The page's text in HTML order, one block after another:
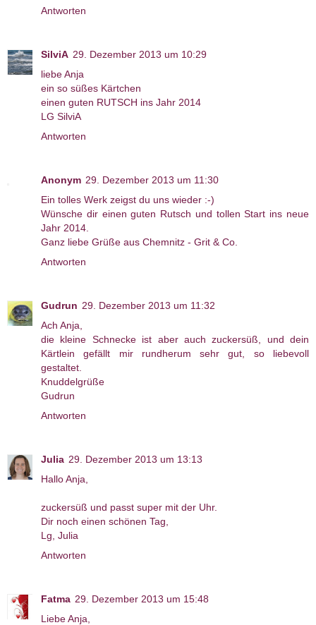
Antworten
SilviA 29. Dezember 2013 um 10:29
liebe Anja
ein so süßes Kärtchen
einen guten RUTSCH ins Jahr 2014
LG SilviA
Antworten
Anonym 29. Dezember 2013 um 11:30
Ein tolles Werk zeigst du uns wieder :-)
Wünsche dir einen guten Rutsch und tollen Start ins neue
Jahr 2014.
Ganz liebe Grüße aus Chemnitz - Grit & Co.
Antworten
Gudrun 29. Dezember 2013 um 11:32
Ach Anja,
die kleine Schnecke ist aber auch zuckersüß, und dein
Kärtlein gefällt mir rundherum sehr gut, so liebevoll
gestaltet.
Knuddelgrüße
Gudrun
Antworten
Julia 29. Dezember 2013 um 13:13
Hallo Anja,
zuckersüß und passt super mit der Uhr.
Dir noch einen schönen Tag,
Lg, Julia
Antworten
Fatma 29. Dezember 2013 um 15:48
Liebe Anja,